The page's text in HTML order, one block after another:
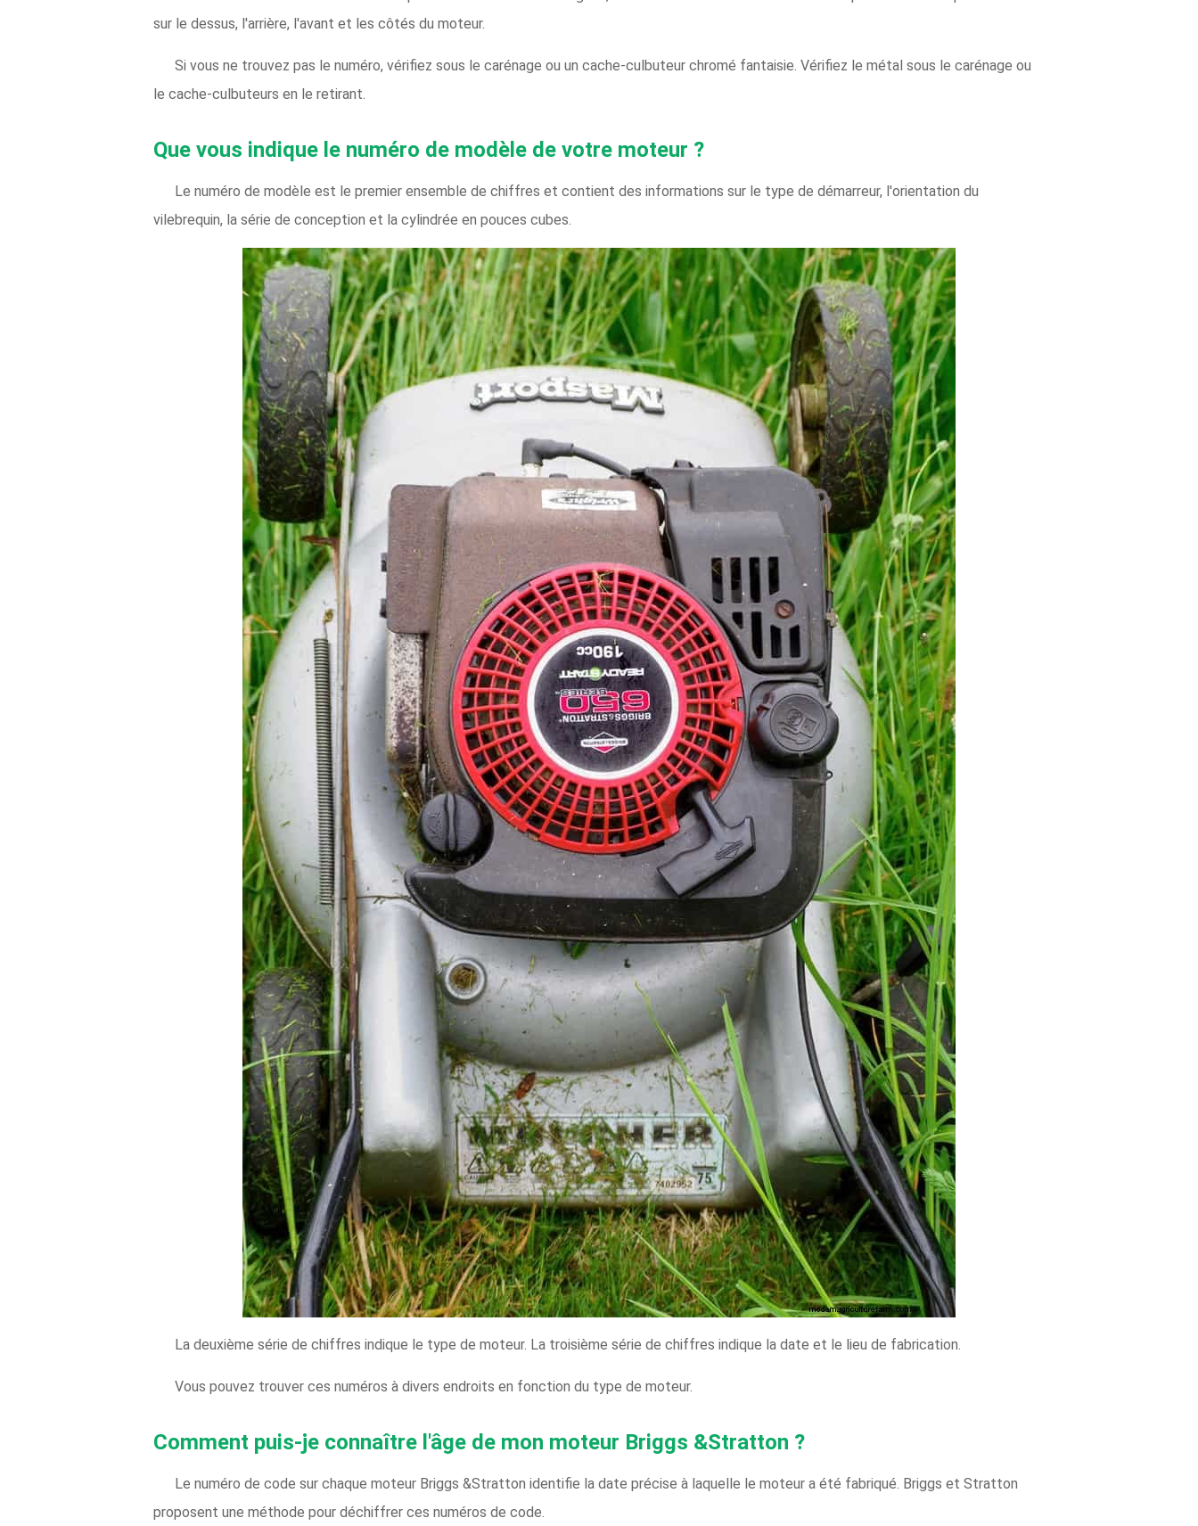
sur le dessus, l'arrière, l'avant et les côtés du moteur.
Si vous ne trouvez pas le numéro, vérifiez sous le carénage ou un cache-culbuteur chromé fantaisie. Vérifiez le métal sous le carénage ou
le cache-culbuteurs en le retirant.
Que vous indique le numéro de modèle de votre moteur ?
Le numéro de modèle est le premier ensemble de chiffres et contient des informations sur le type de démarreur, l'orientation du
vilebrequin, la série de conception et la cylindrée en pouces cubes.
La deuxième série de chiffres indique le type de moteur. La troisième série de chiffres indique la date et le lieu de fabrication.
Vous pouvez trouver ces numéros à divers endroits en fonction du type de moteur.
Comment puis-je connaître l'âge de mon moteur Briggs &Stratton ?
Le numéro de code sur chaque moteur Briggs &Stratton identifie la date précise à laquelle le moteur a été fabriqué. Briggs et Stratton
proposent une méthode pour déchiffrer ces numéros de code.